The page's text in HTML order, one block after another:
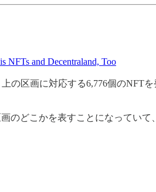
NFTs and Decentraland, Too
の区画に対応する6,776個のNFT
のどこかを表すことになっていて